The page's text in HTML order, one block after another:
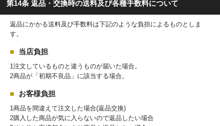
第14条 返品・交換時の送料及び各種手数料について
返品にかかる送料及び手数料は下記のような負担によるものとしま
す。
当店負担
1注文しているものと違うものが届いた場合。
2商品が「初期不良品」に該当する場合。
お客様負担
1商品を間違えて注文した場合(返品交換)
2購入した商品が気に入らないので返品したい場合